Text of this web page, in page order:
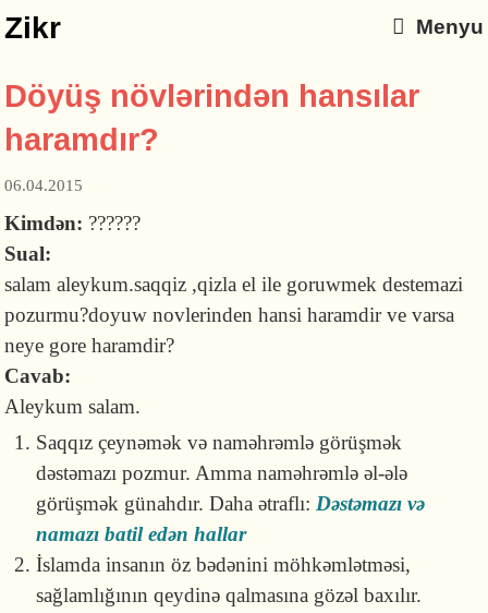
Zikr Menyu
Döyüş növlərindən hansılar
haramdır?
06.04.2015
Kimdən: ??????
Sual:
salam aleykum.saqqiz ,qizla el ile goruwmek destemazi
pozurmu?doyuw novlerinden hansi haramdir ve varsa
neye gore haramdir?
Cavab:
Aleykum salam.
Saqqız çeynəmək və naməhrəmlə görüşmək
dəstəmazı pozmur. Amma naməhrəmlə əl-ələ
görüşmək günahdır. Daha ətraflı: Dəstəmazı və
namazı batil edən hallar
İslamda insanın öz bədənini möhkəmlətməsi,
sağlamlığının qeydinə qalmasına gözəl baxılır.